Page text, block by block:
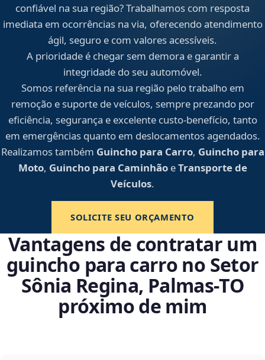
confiável na sua região? Trabalhamos com resposta
imediata em ocorrências na via, oferecendo atendimento
ágil, seguro e com valores acessíveis.
A prioridade é chegar sem demora e garantir a
integridade do seu automóvel.
Somos referência na sua região pelo trabalho em
remoção e suporte de veículos, sempre prezando por
eficiência, segurança e excelente custo-benefício, tanto
em emergências quanto em deslocamentos agendados.
Realizamos também Guincho para Carro, Guincho para
Moto, Guincho para CaminhãoeTransporte de
Veículos.
SOLICITE SEU ORÇAMENTO
Vantagens de contratar um
guincho para carro no Setor
Sônia Regina, Palmas‑TO
próximo de mim